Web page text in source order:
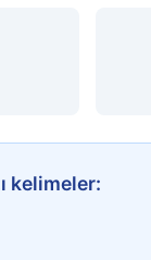
kelimeler: